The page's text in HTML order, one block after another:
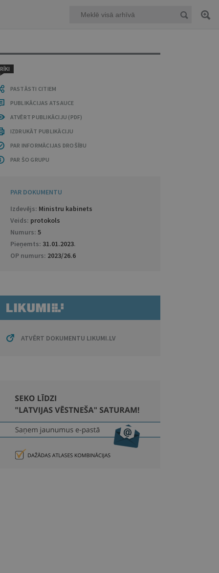
RĪKI
PASTĀSTI CITIEM
PUBLIKĀCIJAS ATSAUCE
ATVĒRT PUBLIKĀCIJU (PDF)
IZDRUKĀT PUBLIKĀCIJU
PAR INFORMĀCIJAS DROŠĪBU
PAR ŠO GRUPU
PAR DOKUMENTU
Izdevējs: Ministru kabinets
Veids: protokols
Numurs: 5
Pieņemts: 31.01.2023.
OP numurs: 2023/26.6
ATVĒRT DOKUMENTU LIKUMI.LV